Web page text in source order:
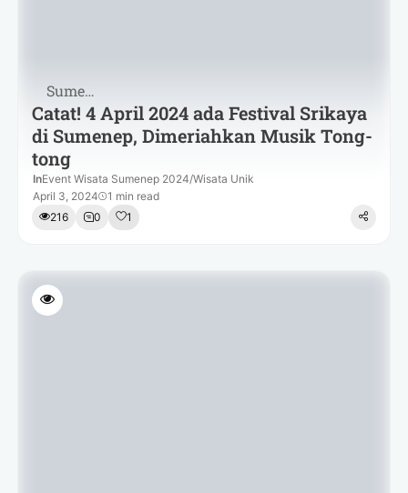
Sumenep
Catat! 4 April 2024 ada Festival Srikaya
di Sumenep, Dimeriahkan Musik Tong-
tong
InEvent Wisata Sumenep 2024/Wisata Unik
April 3, 2024
1 min read
216
0 1